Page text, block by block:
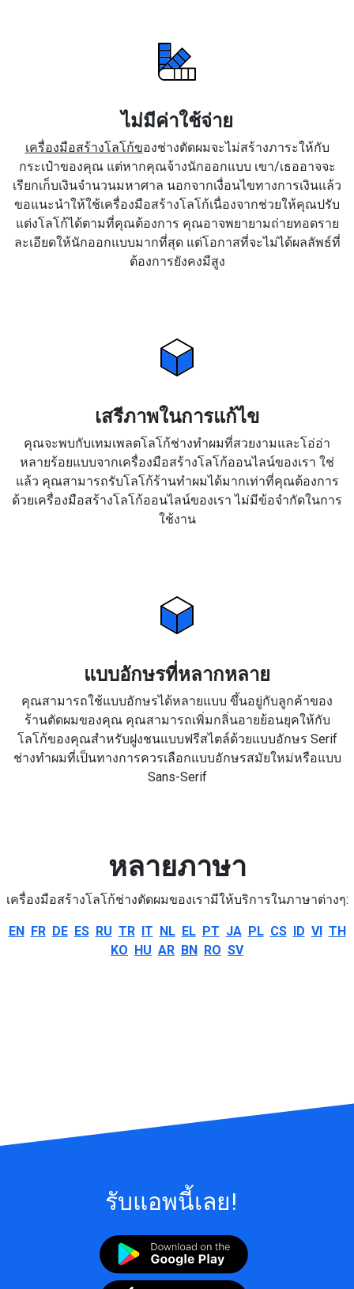
ไม่มีค่าใช้จ่าย
เครื่องมือสร้างโลโก้ของช่างตัดผมจะไม่สร้างภาระให้กับ
กระเป๋าของคุณ แต่หากคุณจ้างนักออกแบบ เขา/เธออาจจะ
เรียกเก็บเงินจำนวนมหาศาล นอกจากเงื่อนไขทางการเงินแล้ว
ขอแนะนำให้ใช้เครื่องมือสร้างโลโก้เนื่องจากช่วยให้คุณปรับ
แต่งโลโก้ได้ตามที่คุณต้องการ คุณอาจพยายามถ่ายทอดราย
ละเอียดให้นักออกแบบมากที่สุด แต่โอกาสที่จะไม่ได้ผลลัพธ์ที่
ต้องการยังคงมีสูง
เสรีภาพในการแก้ไข
คุณจะพบกับเทมเพลตโลโก้ช่างทำผมที่สวยงามและโอ่อ่า
หลายร้อยแบบจากเครื่องมือสร้างโลโก้ออนไลน์ของเรา ใช่
แล้ว คุณสามารถรับโลโก้ร้านทำผมได้มากเท่าที่คุณต้องการ
ด้วยเครื่องมือสร้างโลโก้ออนไลน์ของเรา ไม่มีข้อจำกัดในการ
ใช้งาน
แบบอักษรที่หลากหลาย
คุณสามารถใช้แบบอักษรได้หลายแบบ ขึ้นอยู่กับลูกค้าของ
ร้านตัดผมของคุณ คุณสามารถเพิ่มกลิ่นอายย้อนยุคให้กับ
โลโก้ของคุณสำหรับฝูงชนแบบฟรีสไตล์ด้วยแบบอักษร Serif
ช่างทำผมที่เป็นทางการควรเลือกแบบอักษรสมัยใหม่หรือแบบ
Sans-Serif
หลายภาษา
เครื่องมือสร้างโลโก้ช่างตัดผมของเรามีให้บริการในภาษาต่างๆ:
EN FR DE ES RU TR IT NL EL PT JA PL CS ID VI TH
KO HU AR BN RO SV
รับแอพนี้เลย!